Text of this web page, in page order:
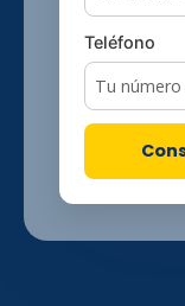
Teléfono